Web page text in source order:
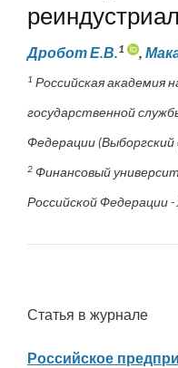
Дробот Е.В.1 ,
1 Российская академия
государственной
Федерации (Выборгский
2 Финансовый
Российской Федерации
Статья в журнале
Российское